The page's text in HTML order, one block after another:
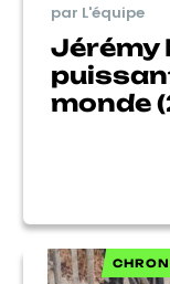
par L'équipe
Jérémy
monde